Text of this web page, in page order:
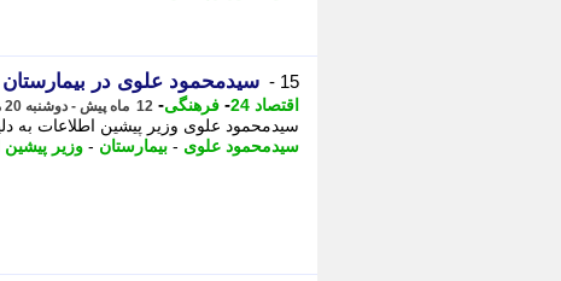
15 - سیدمحمود علوی در
اقتصاد 24 - فرهنگی- 12 ماه پیش - دوشنبه 20 مرداد 1404، 22:02
سیدمحمود علوی وزیر پیشین اطلاعات
سیدمحمود علوی - بیمارستان - وزیر پیشین